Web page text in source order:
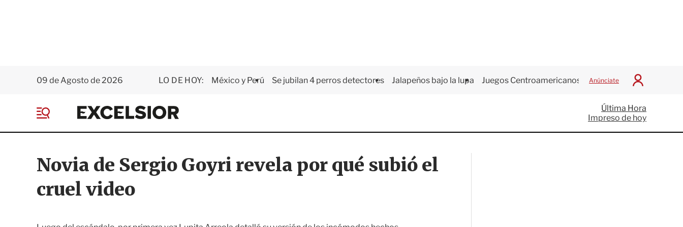
09 de Agosto de 2026 LO DE HOY: México y Perú Se jubilan 4 perros detectores Jalapeños bajo la lupa Juegos Centroamericanos Anúnciate
I
c
i
a
E
x
e
e
Última Hora
Impreso de hoy
Novia de Sergio Goyri revela por qué subió el
cruel video